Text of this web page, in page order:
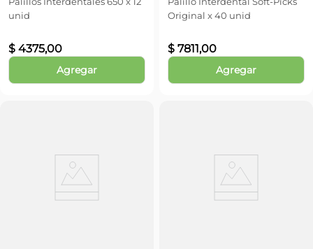
unid
$ 4375,00
Agregar
Original x 40 unid
$ 7811,00
Agregar